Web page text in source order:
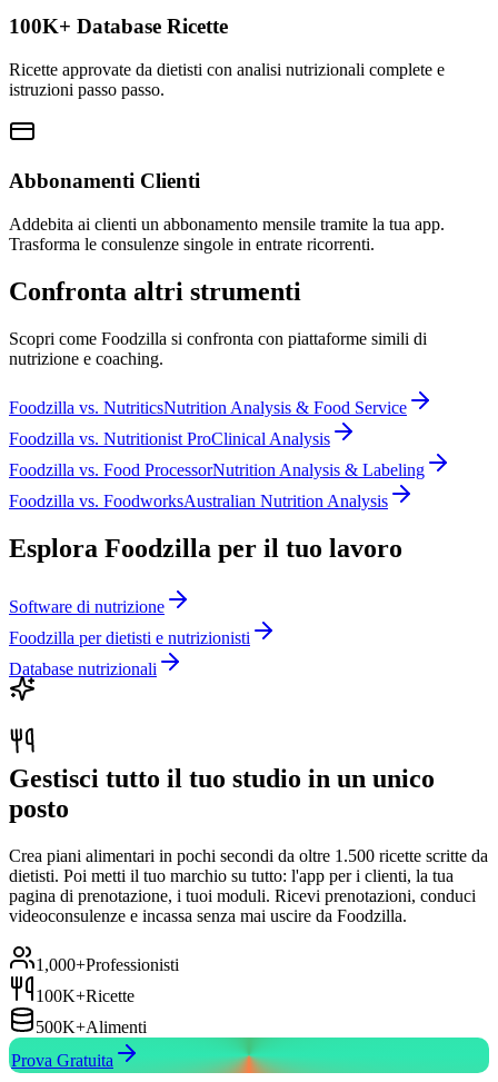
100K+ Database Ricette
Ricette approvate da dietisti con analisi nutrizionali complete e
istruzioni passo passo.
Abbonamenti Clienti
Addebita ai clienti un abbonamento mensile tramite la tua app.
Trasforma le consulenze singole in entrate ricorrenti.
Confronta altri strumenti
Scopri come Foodzilla si confronta con piattaforme simili di
nutrizione e coaching.
Foodzilla vs. NutriticsNutrition Analysis & Food Service
Foodzilla vs. Nutritionist ProClinical Analysis
Foodzilla vs. Food ProcessorNutrition Analysis & Labeling
Foodzilla vs. FoodworksAustralian Nutrition Analysis
Esplora Foodzilla per il tuo lavoro
Software di nutrizione
Foodzilla per dietisti e nutrizionisti
Database nutrizionali
Gestisci tutto il tuo studio in un unico
posto
Crea piani alimentari in pochi secondi da oltre 1.500 ricette scritte da
dietisti. Poi metti il tuo marchio su tutto: l'app per i clienti, la tua
pagina di prenotazione, i tuoi moduli. Ricevi prenotazioni, conduci
videoconsulenze e incassa senza mai uscire da Foodzilla.
1,000+Professionisti
100K+Ricette
500K+Alimenti
Prova Gratuita